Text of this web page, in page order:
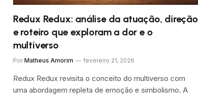
Redux Redux: análise da atuação, direção
e roteiro que exploram a dor e o
multiverso
Por Matheus Amorim fevereiro 21, 2026
Redux Redux revisita o conceito do multiverso com
uma abordagem repleta de emoção e simbolismo. A